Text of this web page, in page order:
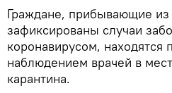
Граждане, прибывающие из
зафиксированы случаи
коронавирусом, находятся
наблюдением врачей в
карантина.